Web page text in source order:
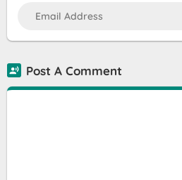
Post A Comment